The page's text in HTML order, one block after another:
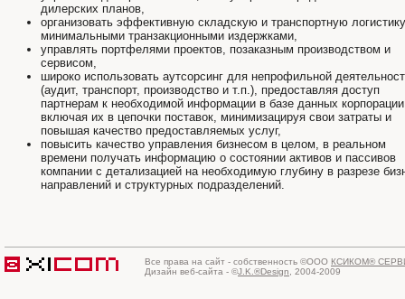
дилерских планов,
организовать эффективную складскую и транспортную
минимальными транзакционными издержками,
управлять портфелями проектов, позаказным производством и
сервисом,
широко использовать аутсорсинг для непрофильной
(аудит, транспорт, производство и т.п.), предоставляя доступ
партнерам к необходимой информации в базе данных
включая их в цепочки поставок, минимизацируя свои затраты и
повышая качество предоставляемых услуг,
повысить качество управления бизнесом в целом, в реальном
времени получать информацию о состоянии активов и пассивов
компании с детализацией на необходимую глубину в разрезе
направлений и структурных подразделений.
Все права на сайт - собственность ©ООО КСИКОМ®
Дизайн веб-сайта - ©J.K.®Design , 2004-2009